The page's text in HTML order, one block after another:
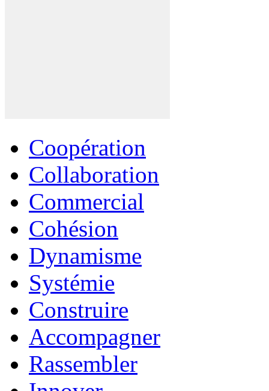
Coopération
Collaboration
Commercial
Cohésion
Dynamisme
Systémie
Construire
Accompagner
Rassembler